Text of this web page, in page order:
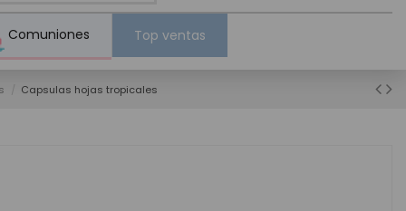
Comuniones Top ventas
Capsulas hojas tropicales